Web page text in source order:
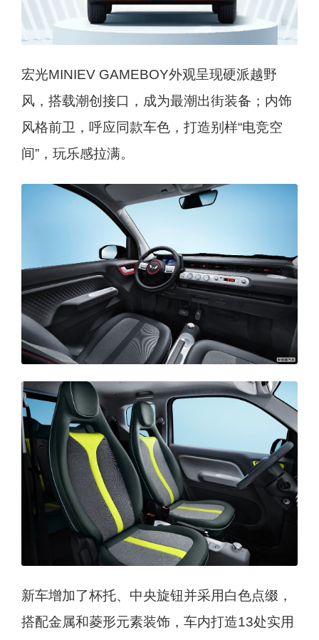
宏光MINIEV GAMEBOY外观呈现硬派越野
风，搭载潮创接口，成为最潮出街装备；内饰
风格前卫，呼应同款车色，打造别样“电竞空
间”，玩乐感拉满。
新车增加了杯托、中央旋钮并采用白色点缀，
搭配金属和菱形元素装饰，车内打造13处实用